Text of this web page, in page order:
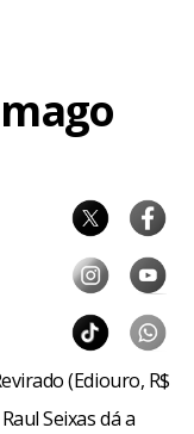
(Ediouro, R$
Seixas dá a